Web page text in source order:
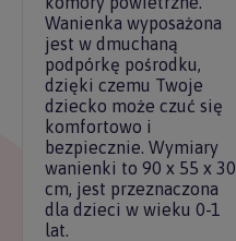
Wanienka wyposażona
jest w dmuchaną
podpórkę pośrodku,
dzięki czemu Twoje
dziecko może czuć się
komfortowo i
bezpiecznie. Wymiary
wanienki to 90 x 55 x 30
cm, jest przeznaczona
dla dzieci w wieku 0-1
lat.